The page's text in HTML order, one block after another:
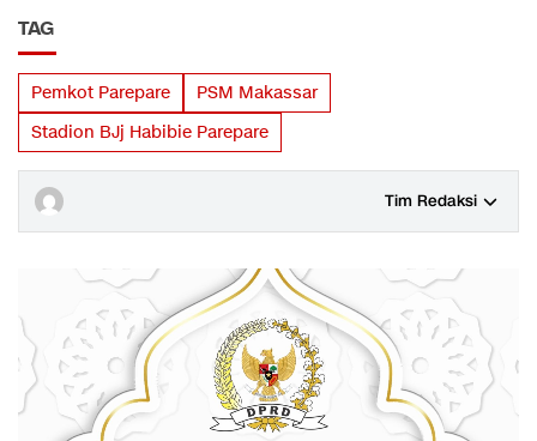
TAG
Pemkot Parepare
PSM Makassar
Stadion BJj Habibie Parepare
Tim Redaksi